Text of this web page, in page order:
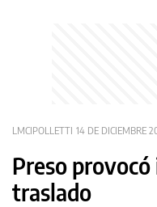
LMCIPOLLETTI 14 DE DICIEMBRE
Preso
traslado